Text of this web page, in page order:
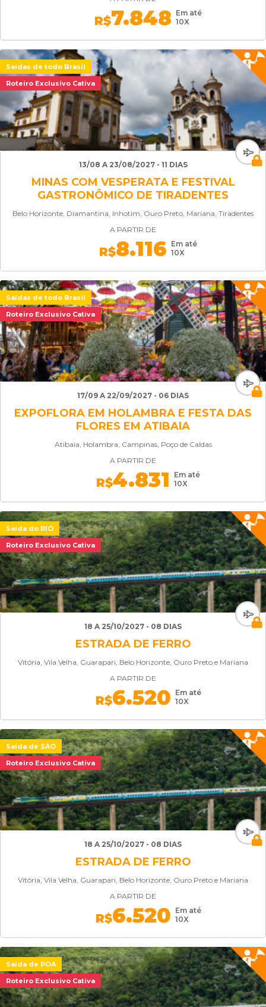
R$7.848 Em até
10X
Saídas de todo Brasil
Roteiro Exclusivo Cativa
13/08 A 23/08/2027 - 11 DIAS
MINAS COM VESPERATA E FESTIVAL
GASTRONÔMICO DE TIRADENTES
Belo Horizonte, Diamantina, Inhotim, Ouro Preto, Mariana, Tiradentes
A PARTIR DE
R$8.116 Em até
10X
Saídas de todo Brasil
Roteiro Exclusivo Cativa
17/09 A 22/09/2027 - 06 DIAS
EXPOFLORA EM HOLAMBRA E FESTA DAS
FLORES EM ATIBAIA
Atibaia, Holambra, Campinas, Poço de Caldas
A PARTIR DE
R$4.831
Em até
10X
Saída do RIO
Roteiro Exclusivo Cativa
18 A 25/10/2027 - 08 DIAS
ESTRADA DE FERRO
Vitória, Vila Velha, Guarapari, Belo Horizonte, Ouro Preto e Mariana
A PARTIR DE
R$6.520 Em até
10X
Saída de SAO
Roteiro Exclusivo Cativa
18 A 25/10/2027 - 08 DIAS
ESTRADA DE FERRO
Vitória, Vila Velha, Guarapari, Belo Horizonte, Ouro Preto e Mariana
A PARTIR DE
R$6.520 Em até
10X
Saída de POA
Roteiro Exclusivo Cativa